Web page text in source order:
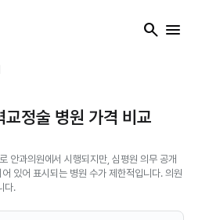
search menu
정술 병원 가격 비교
안과의원에서 시행되지만, 심평원 의무 공개
있어 표시되는 병원 수가 제한적입니다. 의원
다.